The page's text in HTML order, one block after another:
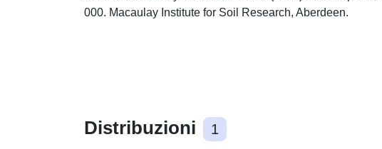
000. Macaulay Institute for Soil Research, Aberdeen.
Distribuzioni 1